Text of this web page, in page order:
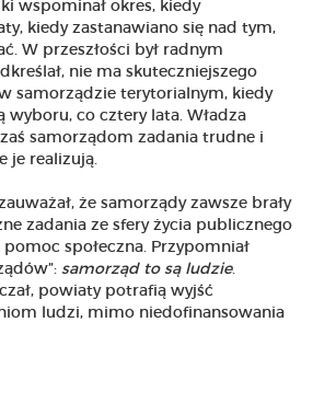
wspominał okres, kiedy
kiedy zastanawiano się nad tym,
W przeszłości był radnym
nie ma skuteczniejszego
samorządzie terytorialnym, kiedy
wyboru, co cztery lata. Władza
samorządom zadania trudne i
je realizują.
że samorządy zawsze brały
zadania ze sfery życia publicznego
społeczna. Przypomniał
samorząd to są ludzie.
powiaty potrafią wyjść
ludzi, mimo niedofinansowania